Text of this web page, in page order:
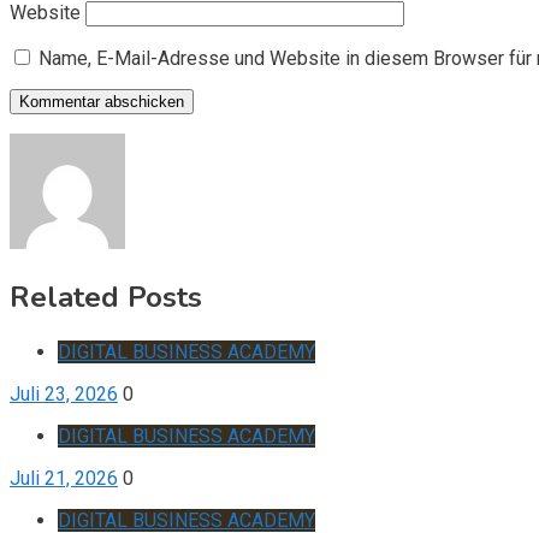
Website
Name, E-Mail-Adresse und Website in diesem Browser
Related Posts
DIGITAL BUSINESS ACADEMY
Juli 23, 2026 0
DIGITAL BUSINESS ACADEMY
Juli 21, 2026 0
DIGITAL BUSINESS ACADEMY